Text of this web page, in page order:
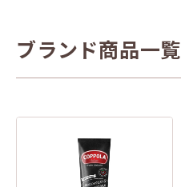
ブランド商品一覧